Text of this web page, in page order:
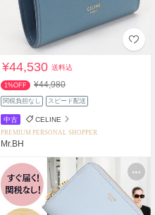
¥44,530送料込
1%OFF ¥44,980
関税負担なし スピード配送
中古 CELINE
PREMIUM PERSONAL SHOPPER
Mr.BH